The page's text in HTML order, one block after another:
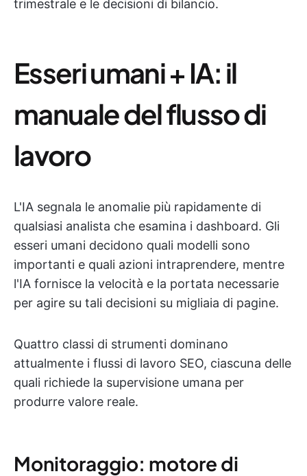
trimestrale e le decisioni di bilancio.
Esseri umani + IA: il
manuale del flusso di
lavoro
L'IA segnala le anomalie più rapidamente di
qualsiasi analista che esamina i dashboard. Gli
esseri umani decidono quali modelli sono
importanti e quali azioni intraprendere, mentre
l'IA fornisce la velocità e la portata necessarie
per agire su tali decisioni su migliaia di pagine.
Quattro classi di strumenti dominano
attualmente i flussi di lavoro SEO, ciascuna delle
quali richiede la supervisione umana per
produrre valore reale.
Monitoraggio: motore di